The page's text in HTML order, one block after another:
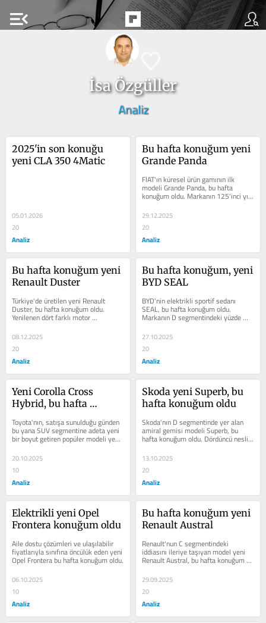
menu_open
İsa Özgüller
Analiz
2025'in son konuğu
yeni CLA 350 4Matic
05.01.2026
20
Analiz
Bu hafta konuğum yeni
Grande Panda
FIAT'ın küresel ürün gamının ilk
modeli Grande Panda, bu hafta
konuğum oldu. Markanın 125'inci yıl
dönümünü kutladığı geçtiğimiz...
29.12.2025
20
Analiz
Bu hafta konuğum yeni
Renault Duster
Türkiye'de üretilen yeni Renault
Duster, bu hafta konuğum oldu.
Yenilenen dört farklı motor
Duster'ı...
08.12.2025
20
Analiz
Bu hafta konuğum, yeni
BYD SEAL
BYD'nin elektrikli sportif sedanı
SEAL, bu hafta konuğum oldu.
Markanın D segmentindeki yüzde
100 elektrikli sportif sedan modeli
SEAL'i bizde...
27.10.2025
20
Analiz
Yeni Corolla Cross
Hybrid, bu hafta
Toyota'nın, satışa sunulduğu günden
bu yana SUV segmentine adeta yeni
bir boyut getiren popüler modeli yeni
Corolla Cross Hybrid, bu hafta...
20.10.2025
10
Analiz
Skoda yeni Superb, bu
hafta konuğum oldu
Skoda'nın D segmentinde yer alan
amiral gemisi modeli Superb, bu
hafta konuğum oldu. Dördüncü nesli
ile Türkiye'de yollarda olan Superb'in
en...
13.10.2025
20
Analiz
Elektrikli yeni Opel
Frontera konuğum oldu
Aile dostu çözümleri ve ulaşılabilir
fiyatlarıyla sınıfına öncülük eden yeni
Opel Frontera bu hafta konuğum oldu.
06.10.2025
10
Analiz
Bu hafta konuğum yeni
Renault Austral
Renault'nun C segmentindeki
iddiasını ileriye taşıyan model yeni
Renault Austral, bu hafta konuğum
oldu. Baştan sona yenilenen ön ve
arka...
29.09.2025
20
Analiz